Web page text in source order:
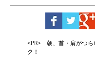
<PR> 朝、首・肩がつら
ク！